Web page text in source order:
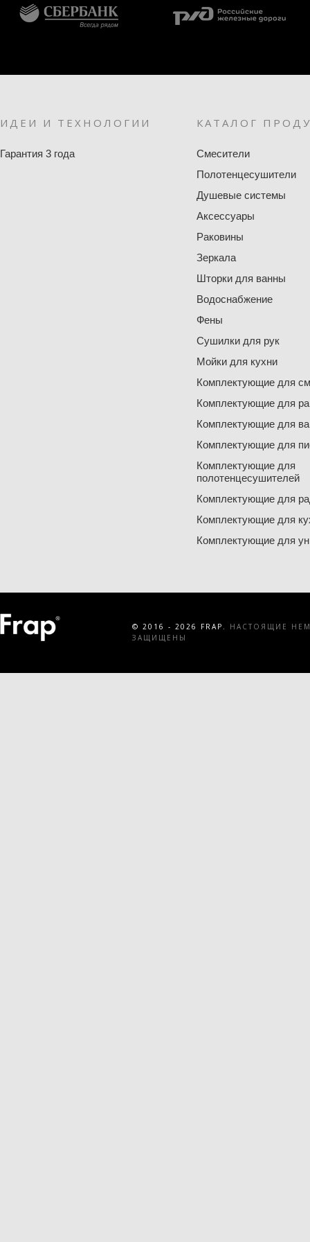
ИДЕИ И ТЕХНОЛОГИИ
Гарантия 3 года
КАТАЛОГ
Смесители
Полотенцесушители
Душевые системы
Аксессуары
Раковины
Зеркала
Шторки для ванны
Водоснабжение
Фены
Сушилки для рук
Мойки для кухни
Комплектующие для
Комплектующие для
Комплектующие для
Комплектующие для
Комплектующие для
полотенцесушителей
Комплектующие для
Комплектующие для
Комплектующие для
© 2016 - 2026 FRAP.
НАСТОЯЩИЕ
ЗАЩИЩЕНЫ